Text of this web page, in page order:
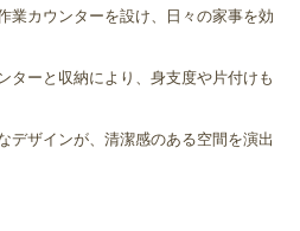
業カウンターを設け、日々の家事を効
ターと収納により、身支度や片付けも
デザインが、清潔感のある空間を演出